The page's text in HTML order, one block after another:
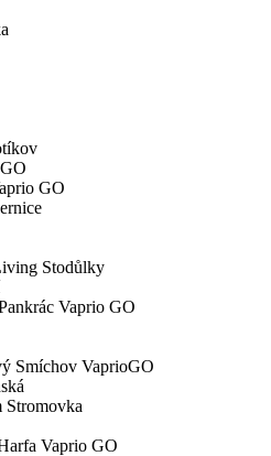
GO
Stodůlky
Vaprio GO
Smíchov VaprioGO
Stromovka
Vaprio GO